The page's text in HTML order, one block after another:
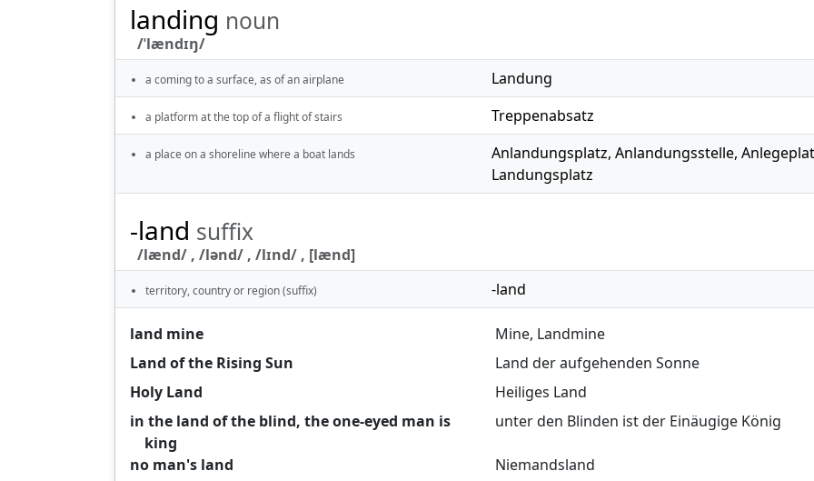
landing noun
/ˈlændɪŋ/
a coming to a surface, as of an airplane Landung
a platform at the top of a flight of stairs Treppenabsatz
a place on a shoreline where a boat lands Anlandungsplatz, Anlandungsstelle,
Landungsplatz
-land suffix
/lænd/ , /lənd/ , /lɪnd/ , [lænd]
territory, country or region (suffix) -land
land mine Mine, Landmine
Land of the Rising Sun
Land der aufgehenden Sonne
Holy Land
Heiliges Land
in the land of the blind, the one-eyed man is
king
unter den Blinden ist der Einäugige König
no man's land
Niemandsland